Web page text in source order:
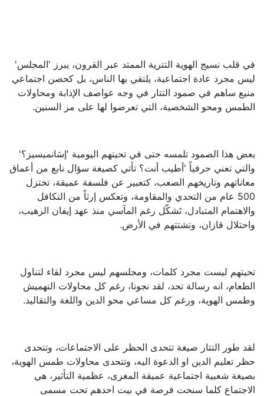
في قلب نسيج الهوية التترية الممتد عبر القرون، يبرز 'المجلس'
ليس مجرد عادة اجتماعية، يلتقي بها الناس، بل كحصن اجتماعي
منيع ساهم في صمود التتار في وجه عواصف الإذابة ومحاولات
الطمس ومحو الشخصية، التي تعرضوا لها على مر السنين.
بعض هذا الصمود تلمسه حتى في تحيتهم اليومية 'إسَانميسيز؟'
والتي تعني حرفياً 'أطيب أنت؟ تأتي كصيغة سؤال نابع من أعماق
معاناتهم وتاريخهم الصعب، كتعبير عن فلسفة عميقة، تختزل
500 عام من التحدي والمقاومة، وتعكس إرثاً من التكافل
والاهتمام المتبادل، تَشكّل رغم المآسي منذ عهد إيفان الرهيب،
واحتلال قازان، وتشتتهم في الأرض.
تحيتهم ليست مجرد كلمات، ومجلسهم ليس مجرد لقاء لتناول
الطعام، انه رسالة تحد، لقد نجونا، رغم كل محاولات التهميش
وطمس الهوية، ورغم كل مساعي محو الدين واللغة والتقاليد.
لقد طور التتار صيغة تتحدى الحظر على الاجتماعات، وتتحدى
حظر تعليم الدين او الدعوة اليه، وتتحدى محاولات طمس الهوية،
بصيغة شعبية اجتماعية عميقة المغزى، عظمية التأثير، هي
الاجتماع كلما سنحت فرصة في بيت احدهم تحت مسمى